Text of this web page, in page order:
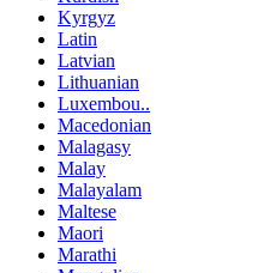
Kyrgyz
Latin
Latvian
Lithuanian
Luxembou..
Macedonian
Malagasy
Malay
Malayalam
Maltese
Maori
Marathi